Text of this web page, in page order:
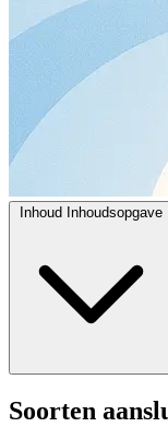
Inhoud Inhoudsopgave
Soorten